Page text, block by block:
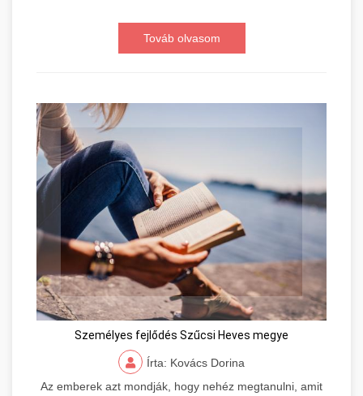
Továb olvasom
Személyes fejlődés Szűcsi Heves megye
Írta: Kovács Dorina
Az emberek azt mondják, hogy nehéz megtanulni, amit